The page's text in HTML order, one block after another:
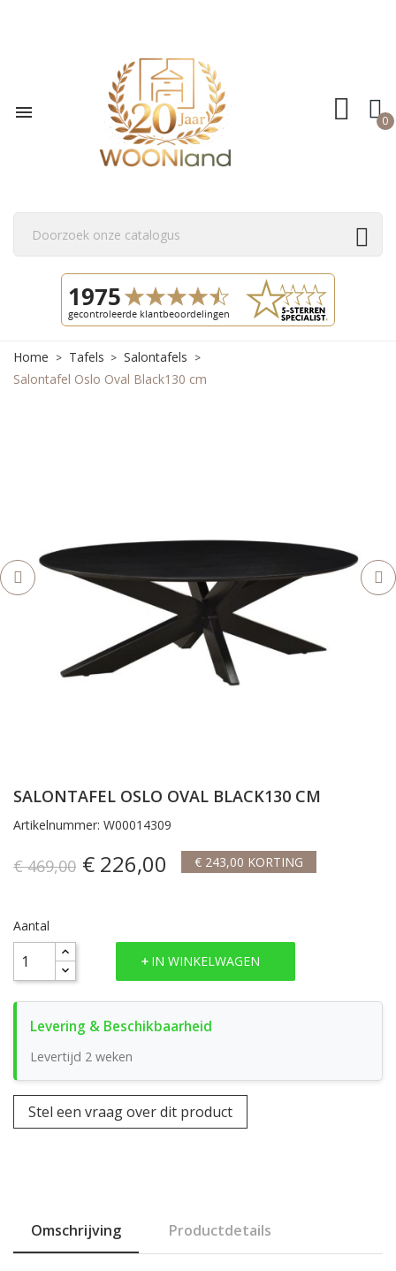
 0
Home Tafels
Salontafels
Salontafel Oslo Oval Black130 cm
SALONTAFEL OSLO OVAL BLACK130 CM
Artikelnummer: W00014309
€ 469,00 € 226,00 € 243,00 KORTING
Aantal
IN WINKELWAGEN
Levertijd 2 weken
Stel een vraag over dit product
Omschrijving Productdetails